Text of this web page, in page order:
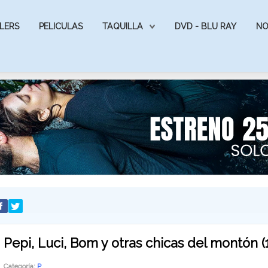
PELICULAS TAQUILLA DVD - BLU RAY
Pepi, Luci, Bom y otras chicas del montón
Categoría: P